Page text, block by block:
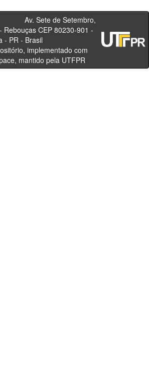
Sete de Setembro,
Rebouças CEP 80230-901 -
- PR - Brasil
implementado com
mantido pela UTFPR